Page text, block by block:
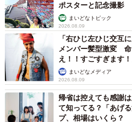
ポスターと記念撮影
まいどなトピック
2026.08.09
「右ひじ左ひじ交互
メンバー髪型激変 命
え！！すごすぎます
まいどなメディア
2026.08.09
帰省は控えても感謝
て知ってる？「あげ
プ、相場はいくら？